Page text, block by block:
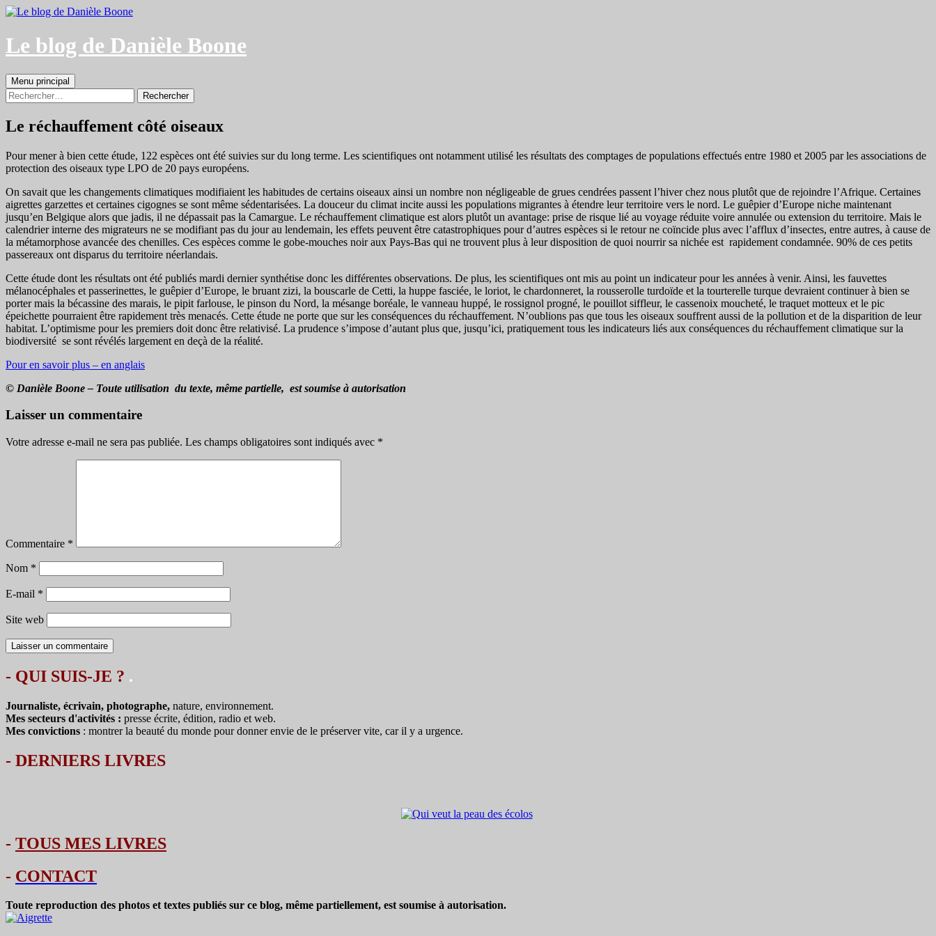
Aller
contenu
Le blog de Danièle Boone
Recherche
Menu principal
Rechercher :
Le réchauffement côté oiseaux
Pour mener à bien cette étude, 122 espèces ont été suivies sur du long terme. Les scientifiques ont notamment utilisé les résultats des comptages de populations effectués entre 1980 et 2005 par les associations de
protection des oiseaux type LPO de 20 pays européens.
On savait que les changements climatiques modifiaient les habitudes de certains oiseaux ainsi un nombre non négligeable de grues cendrées passent l’hiver chez nous plutôt que de rejoindre l’Afrique. Certaines
aigrettes garzettes et certaines cigognes se sont même sédentarisées. La douceur du climat incite aussi les populations migrantes à étendre leur territoire vers le nord. Le guêpier d’Europe niche maintenant
jusqu’en Belgique alors que jadis, il ne dépassait pas la Camargue. Le réchauffement climatique est alors plutôt un avantage: prise de risque lié au voyage réduite voire annulée ou extension du territoire. Mais le
calendrier interne des migrateurs ne se modifiant pas du jour au lendemain, les effets peuvent être catastrophiques pour d’autres espèces si le retour ne coïncide plus avec l’afflux d’insectes, entre autres, à cause de
la métamorphose avancée des chenilles. Ces espèces comme le gobe-mouches noir aux Pays-Bas qui ne trouvent plus à leur disposition de quoi nourrir sa nichée est rapidement condamnée. 90% de ces petits
passereaux ont disparus du territoire néerlandais.
Cette étude dont les résultats ont été publiés mardi dernier synthétise donc les différentes observations. De plus, les scientifiques ont mis au point un indicateur pour les années à venir. Ainsi, les fauvettes
mélanocéphales et passerinettes, le guêpier d’Europe, le bruant zizi, la bouscarle de Cetti, la huppe fasciée, le loriot, le chardonneret, la rousserolle turdoïde et la tourterelle turque devraient continuer à bien se
porter mais la bécassine des marais, le pipit farlouse, le pinson du Nord, la mésange boréale, le vanneau huppé, le rossignol progné, le pouillot siffleur, le cassenoix moucheté, le traquet motteux et le pic
épeichette pourraient être rapidement très menacés. Cette étude ne porte que sur les conséquences du réchauffement. N’oublions pas que tous les oiseaux souffrent aussi de la pollution et de la disparition de leur
habitat. L’optimisme pour les premiers doit donc être relativisé. La prudence s’impose d’autant plus que, jusqu’ici, pratiquement tous les indicateurs liés aux conséquences du réchauffement climatique sur la
biodiversité se sont révélés largement en deçà de la réalité.
Pour en savoir plus – en anglais
© Danièle Boone – Toute utilisation du texte, même partielle, est soumise à autorisation
Laisser un commentaire
Votre adresse e-mail ne sera pas publiée. Les champs obligatoires sont indiqués avec *
Commentaire *
Nom *
E-mail *
Site web
- QUI SUIS-JE ? .
Journaliste, écrivain, photographe, nature, environnement.
Mes secteurs d'activités : presse écrite, édition, radio et web.
Mes convictions : montrer la beauté du monde pour donner envie de le préserver vite, car il y a urgence.
- DERNIERS LIVRES
- TOUS MES LIVRES
- CONTACT
Toute reproduction des photos et textes publiés sur ce blog, même partiellement, est soumise à autorisation.